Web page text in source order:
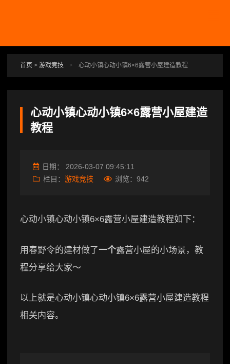
首页 > 游戏竞技 > 心动小镇心动小镇6×6露营小屋建造教程
心动小镇心动小镇6×6露营小屋建造
教程
日期： 2026-03-07 09:45:11
栏目： 游戏竞技 浏览： 942
心动小镇心动小镇6×6露营小屋建造教程如下：
用春野令的建材做了一个露营小屋的小场景，教
程分享给大家～
以上就是心动小镇心动小镇6×6露营小屋建造教程
相关内容。